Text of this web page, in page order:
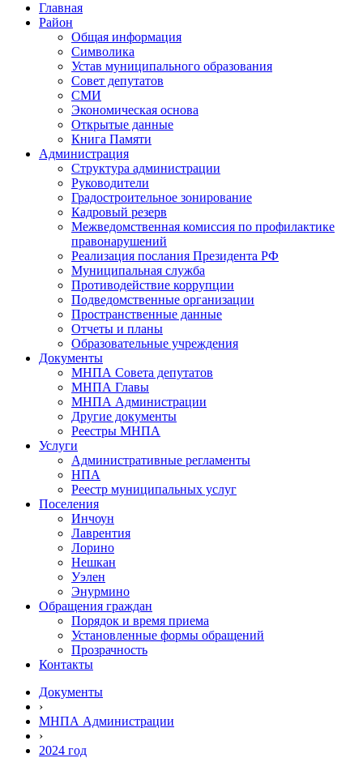
Главная
Район
Общая информация
Символика
Устав муниципального образования
Совет депутатов
СМИ
Экономическая основа
Открытые данные
Книга Памяти
Администрация
Структура администрации
Руководители
Градостроительное зонирование
Кадровый резерв
Межведомственная комиссия по профилактике
правонарушений
Реализация послания Президента РФ
Муниципальная служба
Противодействие коррупции
Подведомственные организации
Пространственные данные
Отчеты и планы
Образовательные учреждения
Документы
МНПА Совета депутатов
МНПА Главы
МНПА Администрации
Другие документы
Реестры МНПА
Услуги
Административные регламенты
НПА
Реестр муниципальных услуг
Поселения
Инчоун
Лаврентия
Лорино
Нешкан
Уэлен
Энурмино
Обращения граждан
Порядок и время приема
Установленные формы обращений
Прозрачность
Контакты
Документы
›
МНПА Администрации
›
2024 год